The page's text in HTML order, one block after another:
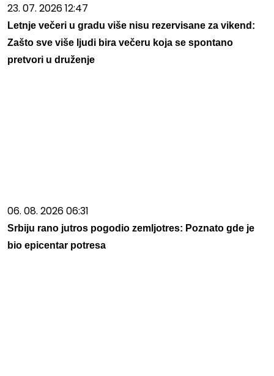
23. 07. 2026 12:47
Letnje večeri u gradu više nisu rezervisane za vikend:
Zašto sve više ljudi bira večeru koja se spontano
pretvori u druženje
06. 08. 2026 06:31
Srbiju rano jutros pogodio zemljotres: Poznato gde je
bio epicentar potresa